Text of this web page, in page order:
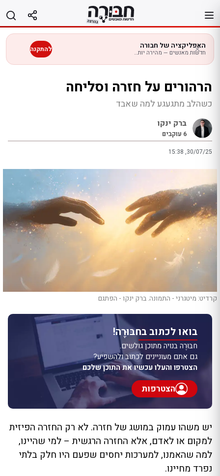
לתוכן
האפליקציה של חבורה
חדשות מאנשים — מהירה יותר בנייד להתקנה
הרהורים על חזרה וסליחה
כשהלב מתגעגע למה שאבד
ברק ינקו
6 עוקבים
15:38 ,30/07/25
קרדיט: מיטגרני - התמונה. ברק ינקו - הפתגם
בואו לכתוב בחבּוּרֶה!
חבּוּרֶה בנויה מתוכן גולשים.
גם אתם מעוניינים לכתוב ולהשפיע?
הצטרפו והעלו עכשיו את התוכן שלכם
הצטרפות
יש משהו עמוק במושג של חזרה. לא רק החזרה הפיזית
למקום או לאדם, אלא החזרה הרגשית – למי שהיינו,
למה שהאמנו, למערכות יחסים שפעם היו חלק בלתי
נפרד מחיינו.